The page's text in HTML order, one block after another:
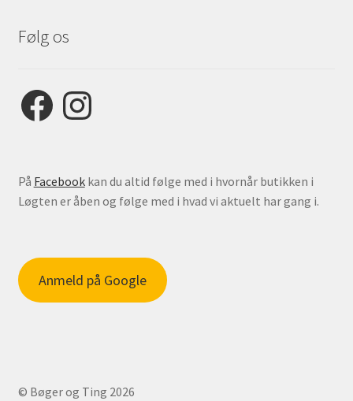
Følg os
FacebookInstagram
På Facebookkan du altid følge med i hvornår butikken i
Løgten er åben og følge med i hvad vi aktuelt har gang i.
Anmeld på Google
© Bøger og Ting 2026